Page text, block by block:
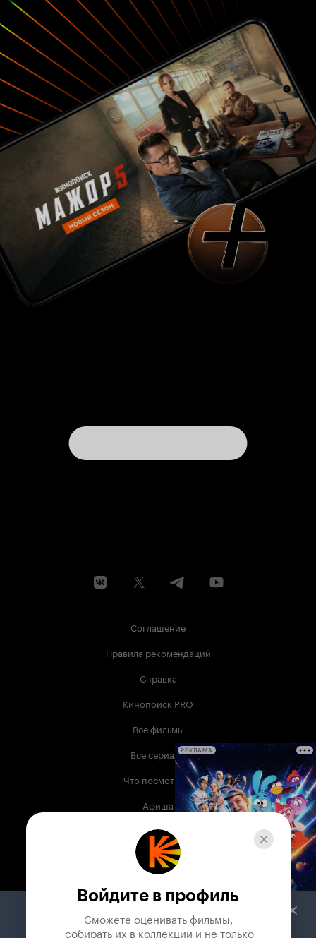
Соглашение
Правила рекомендаций
Справка
Кинопоиск PRO
Все фильмы
Все сериалы
Что посмотреть
Афиша
Музыка
Телепрограмма
Служба поддержки
РЕКЛАМА
Войдите в профиль
Сможете оценивать фильмы,
собирать их в коллекции и не только